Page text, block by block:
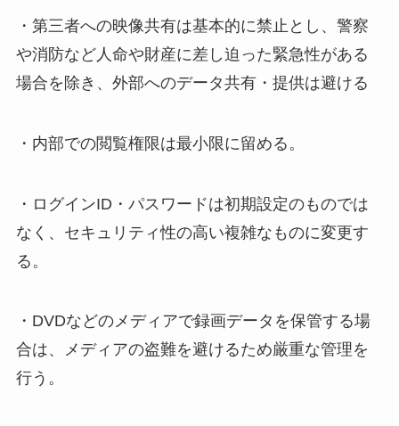
・第三者への映像共有は基本的に禁止とし、警察
や消防など人命や財産に差し迫った緊急性がある
場合を除き、外部へのデータ共有・提供は避ける
・内部での閲覧権限は最小限に留める。
・ログインID・パスワードは初期設定のものでは
なく、セキュリティ性の高い複雑なものに変更す
る。
・DVDなどのメディアで録画データを保管する場
合は、メディアの盗難を避けるため厳重な管理を
行う。